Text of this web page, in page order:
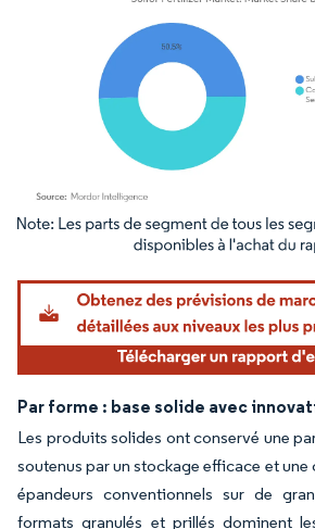
Image © Mordor Intelligence. La réutilisation
Par forme : base solide avec
Les produits solides ont conservé une
soutenus par un stockage efficace et
épandeurs conventionnels sur de
formats granulés et prillés dominent